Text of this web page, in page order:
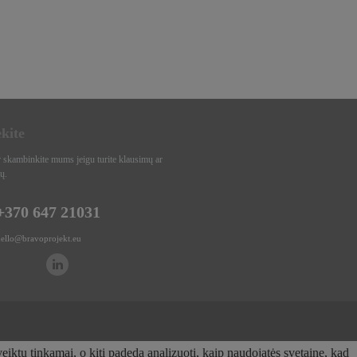
skambinkite mums jeigu turite klausimų ar
647 21031
tinkamai, o kiti padeda analizuoti, kaip naudojatės svetaine, kad